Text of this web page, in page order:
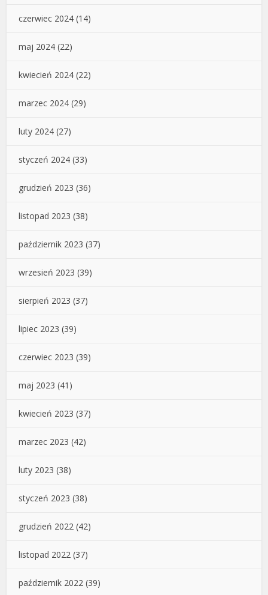
czerwiec 2024 (14)
maj 2024 (22)
kwiecień 2024 (22)
marzec 2024 (29)
luty 2024 (27)
styczeń 2024 (33)
grudzień 2023 (36)
listopad 2023 (38)
październik 2023 (37)
wrzesień 2023 (39)
sierpień 2023 (37)
lipiec 2023 (39)
czerwiec 2023 (39)
maj 2023 (41)
kwiecień 2023 (37)
marzec 2023 (42)
luty 2023 (38)
styczeń 2023 (38)
grudzień 2022 (42)
listopad 2022 (37)
październik 2022 (39)